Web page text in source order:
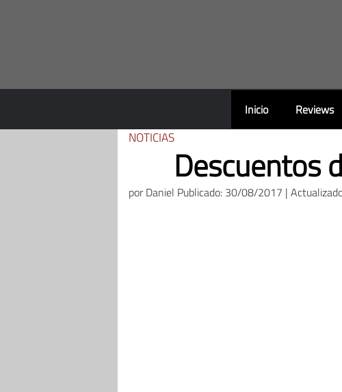
Inicio Reviews
NOTICIAS
Descuentos
porDaniel Publicado: 30/08/2017 |